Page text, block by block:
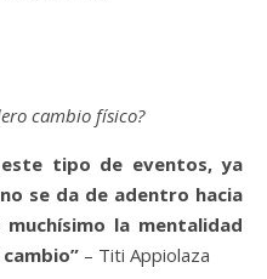
cambio físico?
tipo de eventos, ya
se da de adentro hacia
la mentalidad
– Titi Appiolaza